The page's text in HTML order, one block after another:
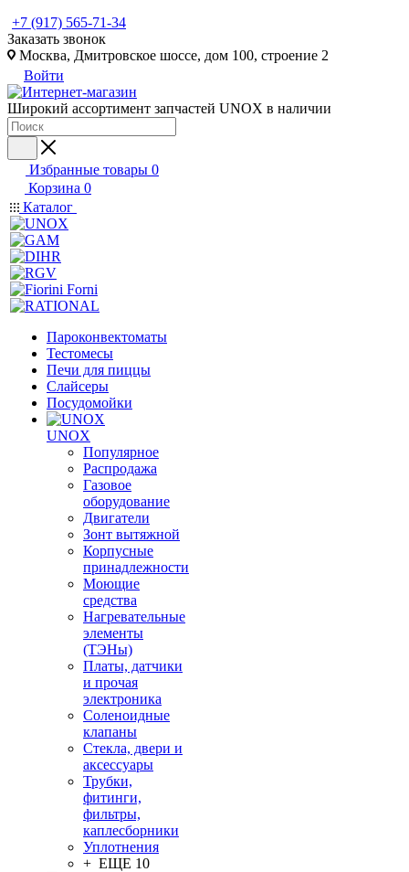
+7 (917) 565-71-34
Заказать звонок
Москва, Дмитровское шоссе, дом 100, строение 2
Войти
Широкий ассортимент запчастей UNOX в наличии
Избранные товары 0
Корзина 0
Каталог
Пароконвектоматы
Тестомесы
Печи для пиццы
Слайсеры
Посудомойки
UNOX
Популярное
Распродажа
Газовое
оборудование
Двигатели
Зонт вытяжной
Корпусные
принадлежности
Моющие
средства
Нагревательные
элементы
(ТЭНы)
Платы, датчики
и прочая
электроника
Соленоидные
клапаны
Стекла, двери и
аксессуары
Трубки,
фитинги,
фильтры,
каплесборники
Уплотнения
+ ЕЩЕ 10